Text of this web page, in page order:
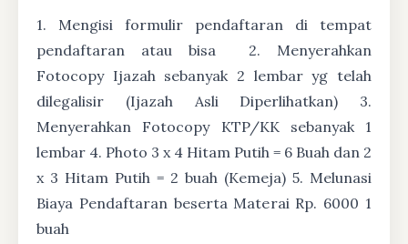
1. Mengisi formulir pendaftaran di tempat
pendaftaran atau bisa
2. Menyerahkan
Fotocopy Ijazah sebanyak 2 lembar yg telah
dilegalisir (Ijazah Asli Diperlihatkan) 3.
Menyerahkan Fotocopy KTP/KK sebanyak 1
lembar 4. Photo 3 x 4 Hitam Putih = 6 Buah dan 2
x 3 Hitam Putih = 2 buah (Kemeja) 5. Melunasi
Biaya Pendaftaran beserta Materai Rp. 6000 1
buah